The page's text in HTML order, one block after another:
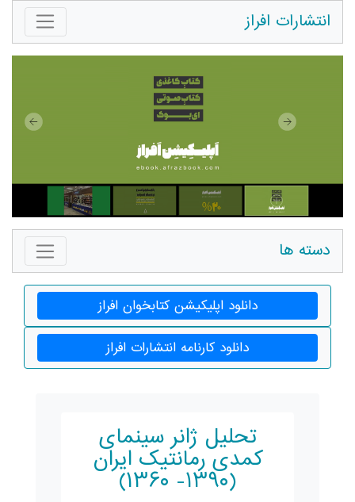
انتشارات افراز
دسته ها
دانلود اپلیکیشن کتابخوان افراز
دانلود کارنامه انتشارات افراز
تحلیل ژانر سینمای
کمدی رمانتیک ایران
(۱۳۹۰- ۱۳۶۰)